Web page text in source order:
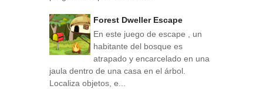
Forest Dweller Escape
En este juego de escape , un
habitante del bosque es
atrapado y encarcelado en una
jaula dentro de una casa en el árbol.
Localiza objetos, e...